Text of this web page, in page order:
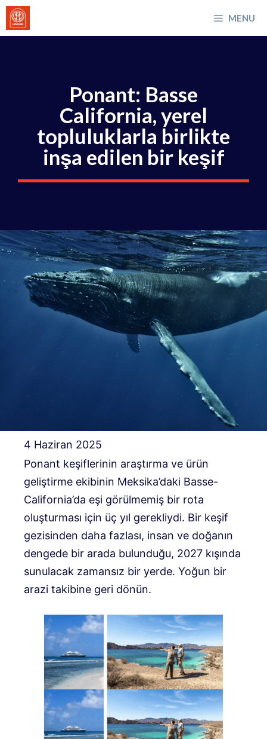
İçeriğe
atla
MENU
Ponant: Basse
California, yerel
topluluklarla birlikte
inşa edilen bir keşif
4 Haziran 2025
Ponant keşiflerinin araştırma ve ürün
geliştirme ekibinin Meksika’daki Basse-
California’da eşi görülmemiş bir rota
oluşturması için üç yıl gerekliydi. Bir keşif
gezisinden daha fazlası, insan ve doğanın
dengede bir arada bulunduğu, 2027 kışında
sunulacak zamansız bir yerde. Yoğun bir
arazi takibine geri dönün.